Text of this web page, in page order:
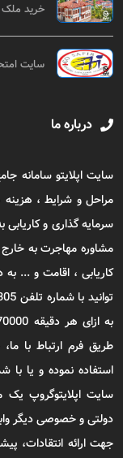
خرید ملک
سایت
درباره ما
سایت اپلایتو سامانه
مراحل و شرایط ،
سرمایه گذاری و
مشاوره مهاجرت به
کاریابی ، اقامت و ...
طریق فرم ارتباط با
سایت اپلایتوگروپ
دولتی و خصوصی دیگر